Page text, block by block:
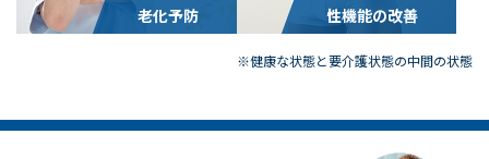
老化予防 性機能の改善
※健康な状態と要介護状態の中間の状態